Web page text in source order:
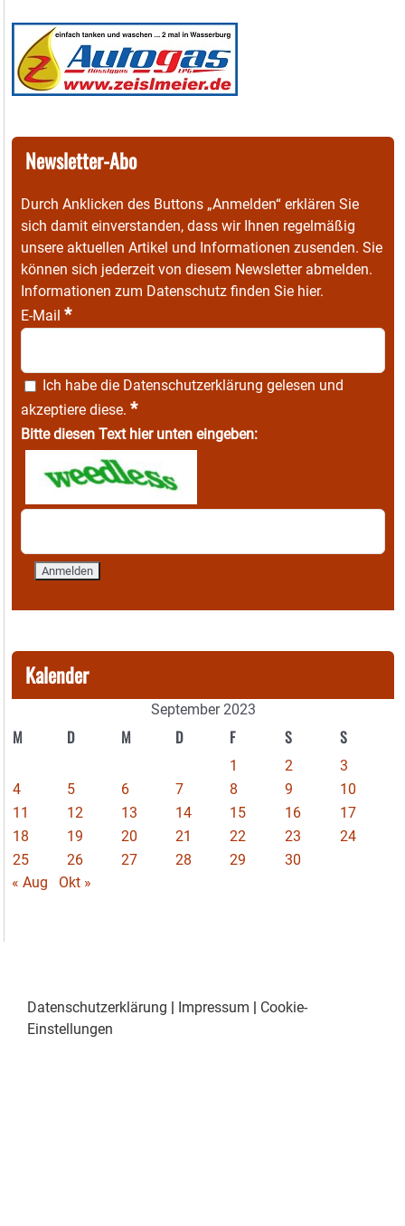
Newsletter-Abo
Durch Anklicken des Buttons „Anmelden“ erklären Sie
sich damit einverstanden, dass wir Ihnen regelmäßig
unsere aktuellen Artikel und Informationen zusenden. Sie
können sich jederzeit von diesem Newsletter abmelden.
Informationen zum Datenschutz finden Sie hier.
E-Mail *
Ich habe die Datenschutzerklärung gelesen und
akzeptiere diese. *
Bitte diesen Text hier unten eingeben:
Kalender
September 2023
M D M D F S S
1 2
3
4
5 6 7 8 9
10
11
12 13 14 15 16
17
18
19 20 21 22 23
24
25
26 27 28 29
30
« Aug
Okt »
Datenschutzerklärung | Impressum | Cookie-
Einstellungen